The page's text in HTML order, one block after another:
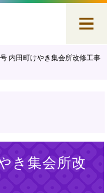
内田町けやき集会所改修工事
き集会所改